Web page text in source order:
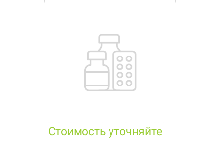
Стоимость уточняйте